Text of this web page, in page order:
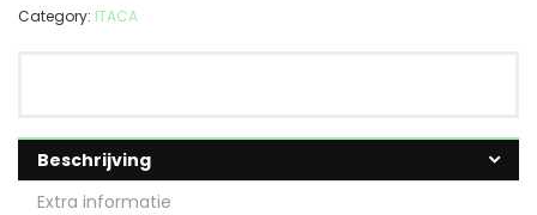
Category: ITACA
Beschrijving
Extra informatie